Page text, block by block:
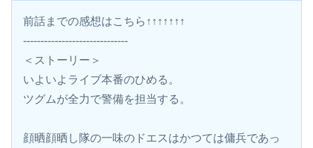
前話までの感想はこちら↑↑↑↑↑↑↑
------------------------------
＜ストーリー＞
いよいよライブ本番のひめる。
ツグムが全力で警備を担当する。
顔晒顔晒し隊の一味のドエスはかつては傭兵であっ